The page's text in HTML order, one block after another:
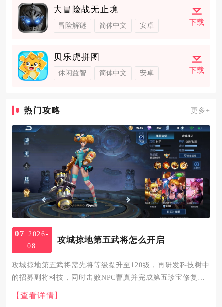
大冒险战无止境
冒险解谜 简体中文 安卓 下载
贝乐虎拼图
休闲益智 简体中文 安卓 下载
热门攻略 更多+
07
2026-
08
攻城掠地第五武将怎么开启
攻城掠地第五武将需先将等级提升至120级，再研发科技树中
的招募副将科技，同时击败NPC曹真并完成第五珍宝修复，
即可开启副将形式的第五武将，150级后解锁丝绸之路功能可
实现五主将同阵作战。120级是开启第五武将的基础门槛，等
【查看详情】